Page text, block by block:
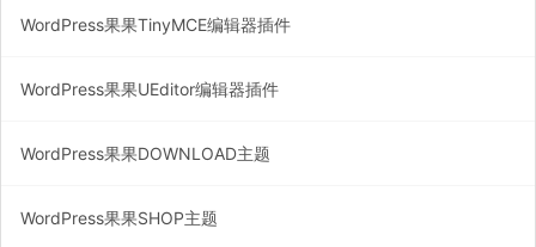
WordPress果果TinyMCE编辑器插件
WordPress果果UEditor编辑器插件
WordPress果果DOWNLOAD主题
WordPress果果SHOP主题